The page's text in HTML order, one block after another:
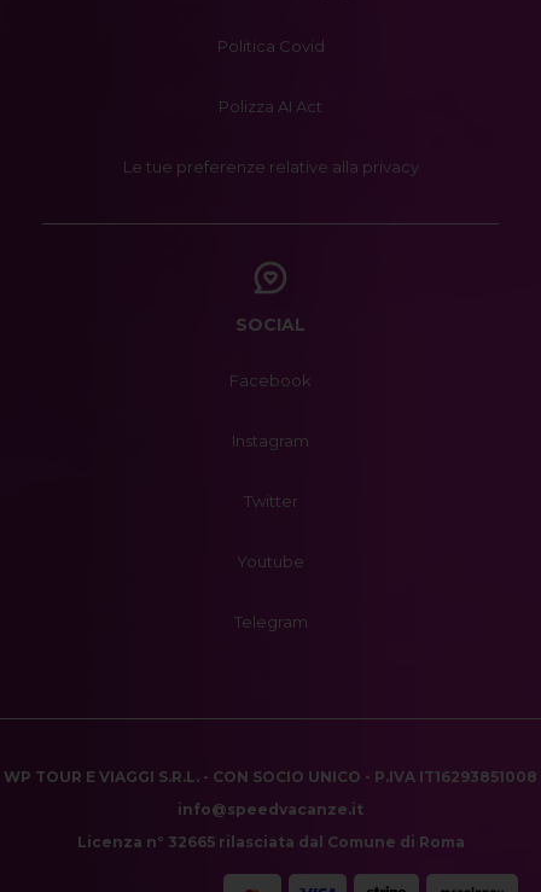
Politica Covid
Polizza AI Act
Le tue preferenze relative alla privacy
SOCIAL
Facebook
Instagram
Twitter
Youtube
Telegram
WP TOUR E VIAGGI S.R.L. - CON SOCIO UNICO - P.IVA IT16293851008
info@speedvacanze.it
Licenza n° 32665 rilasciata dal Comune di Roma